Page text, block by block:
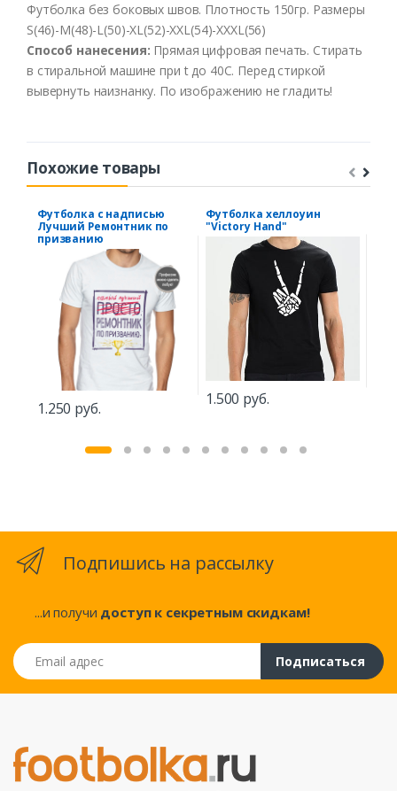
Футболка без боковых швов. Плотность 150гр. Размеры
S(46)-M(48)-L(50)-XL(52)-XXL(54)-XXXL(56)
Способ нанесения: Прямая цифровая печать. Стирать
в стиральной машине при tдо 40С. Перед стиркой
вывернуть наизнанку. По изображению не гладить!
Похожие товары
Футболка с надписью
Лучший Ремонтник по
призванию
1.250 руб.
Футболка хеллоуин
"Victory Hand"
1.500 руб.
Подпишись на рассылку
...и получи доступ к секретным скидкам!
Email адрес
Подписаться